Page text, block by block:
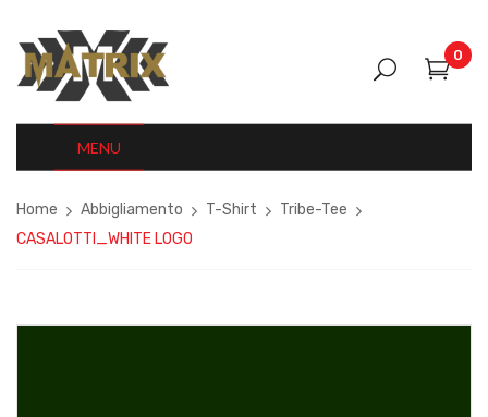
0
MENU
Home Abbigliamento T-Shirt
Tribe-Tee
CASALOTTI_WHITE LOGO